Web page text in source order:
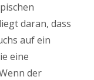
daran, dass
auf ein
eine
der